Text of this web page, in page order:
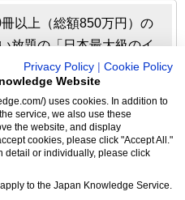
以上（総額850万円）の
放題の「日本最大級のイ
書サイト」です。日本国
学から図書館まで、多く
収録辞事典について詳しく
Privacy Policy
Cookie Policy
Website
) uses cookies. In addition to
service, we also use these
the website, and display
cookies, please click "Accept All."
detail or individually, please click
to the Japan Knowledge Service.